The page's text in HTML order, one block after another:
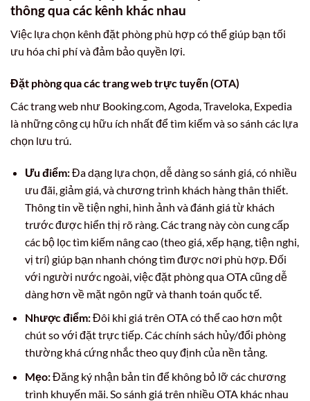
thông qua các kênh khác nhau
Việc lựa chọn kênh đặt phòng phù hợp có thể giúp bạn tối
ưu hóa chi phí và đảm bảo quyền lợi.
Đặt phòng qua các trang web trực tuyến (OTA)
Các trang web như Booking.com, Agoda, Traveloka, Expedia
là những công cụ hữu ích nhất để tìm kiếm và so sánh các lựa
chọn lưu trú.
Ưu điểm:Đa dạng lựa chọn, dễ dàng so sánh giá, có nhiều
ưu đãi, giảm giá, và chương trình khách hàng thân thiết.
Thông tin về tiện nghi, hình ảnh và đánh giá từ khách
trước được hiển thị rõ ràng. Các trang này còn cung cấp
các bộ lọc tìm kiếm nâng cao (theo giá, xếp hạng, tiện nghi,
vị trí) giúp bạn nhanh chóng tìm được nơi phù hợp. Đối
với người nước ngoài, việc đặt phòng qua OTA cũng dễ
dàng hơn về mặt ngôn ngữ và thanh toán quốc tế.
Nhược điểm:Đôi khi giá trên OTA có thể cao hơn một
chút so với đặt trực tiếp. Các chính sách hủy/đổi phòng
thường khá cứng nhắc theo quy định của nền tảng.
Mẹo:Đăng ký nhận bản tin để không bỏ lỡ các chương
trình khuyến mãi. So sánh giá trên nhiều OTA khác nhau